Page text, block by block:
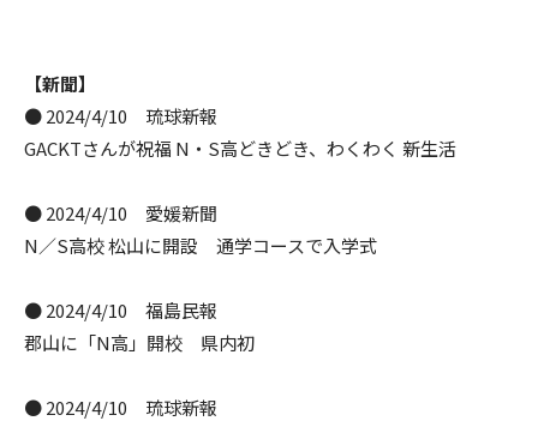
【新聞】
● 2024/4/10 琉球新報
GACKTさんが祝福 N・S高どきどき、わくわく 新生活
● 2024/4/10 愛媛新聞
N／S高校 松山に開設 通学コースで入学式
● 2024/4/10 福島民報
郡山に「N高」開校 県内初
● 2024/4/10 琉球新報